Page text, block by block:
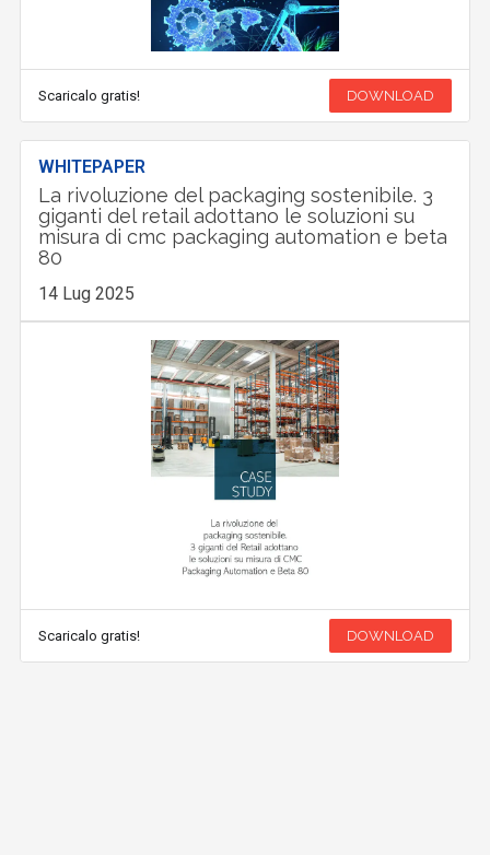
Scaricalo gratis! DOWNLOAD
WHITEPAPER
La rivoluzione del packaging sostenibile. 3
giganti del retail adottano le soluzioni su
misura di cmc packaging automation e beta
80
14 Lug 2025
Scaricalo gratis! DOWNLOAD